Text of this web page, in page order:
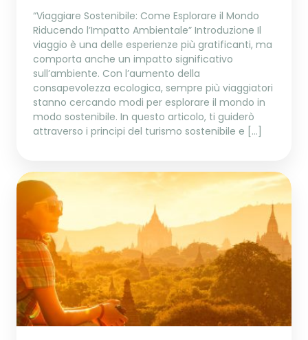
“Viaggiare Sostenibile: Come Esplorare il Mondo
Riducendo l’Impatto Ambientale” Introduzione Il
viaggio è una delle esperienze più gratificanti, ma
comporta anche un impatto significativo
sull’ambiente. Con l’aumento della
consapevolezza ecologica, sempre più viaggiatori
stanno cercando modi per esplorare il mondo in
modo sostenibile. In questo articolo, ti guiderò
attraverso i principi del turismo sostenibile e […]